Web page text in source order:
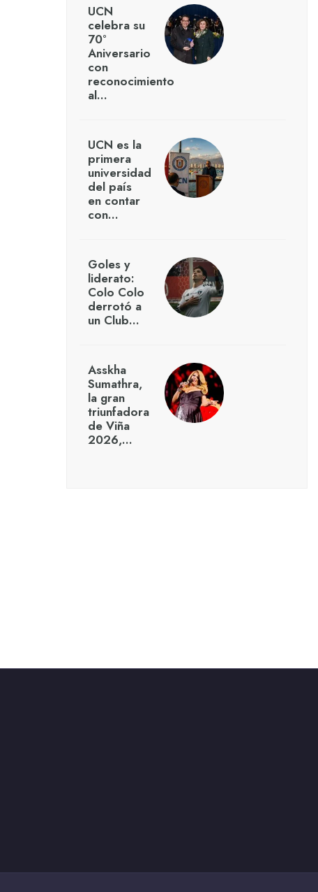
UCN
celebra su
70°
Aniversario
con
reconocimiento
al…
UCN es la
primera
universidad
del país
en contar
con…
Goles y
liderato:
Colo Colo
derrotó a
un Club…
Asskha
Sumathra,
la gran
triunfadora
de Viña
2026,…